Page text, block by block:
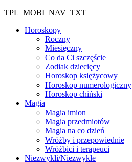
TPL_MOBI_NAV_TXT
Horoskopy
Roczny
Miesięczny
Co da Ci szczęście
Zodiak dziecięcy
Horoskop księżycowy
Horoskop numerologiczny
Horoskop chiński
Magia
Magia imion
Magia przedmiotów
Magia na co dzień
Wróżby i przepowiednie
Wróżbici i terapeuci
Niezwykli/Niezwykłe